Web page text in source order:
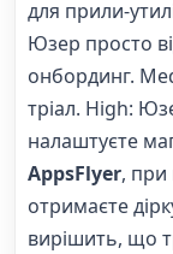
для прили-
Юзер просто
онбординг.
тріал. High:
налаштуєте
AppsFlyer, при
отримаєте
вирішить, що